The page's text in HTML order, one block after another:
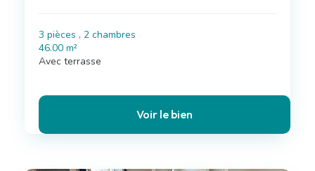
3 pièces , 2 chambres
46.00 m²
Avec terrasse
Voir le bien